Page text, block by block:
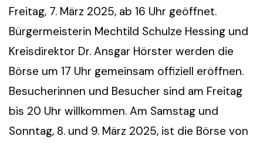
Freitag, 7. März 2025, ab 16 Uhr geöffnet.
Bürgermeisterin Mechtild Schulze Hessing und
Kreisdirektor Dr. Ansgar Hörster werden die
Börse um 17 Uhr gemeinsam offiziell eröffnen.
Besucherinnen und Besucher sind am Freitag
bis 20 Uhr willkommen. Am Samstag und
Sonntag, 8. und 9. März 2025, ist die Börse von